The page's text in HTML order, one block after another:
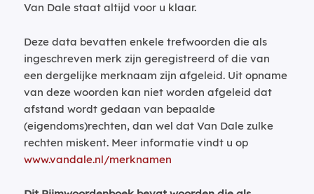
Van Dale staat altijd voor u klaar.
Deze data bevatten enkele trefwoorden die als
ingeschreven merk zijn geregistreerd of die van
een dergelijke merknaam zijn afgeleid. Uit opname
van deze woorden kan niet worden afgeleid dat
afstand wordt gedaan van bepaalde
(eigendoms)rechten, dan wel dat Van Dale zulke
rechten miskent. Meer informatie vindt u op
www.vandale.nl/merknamen